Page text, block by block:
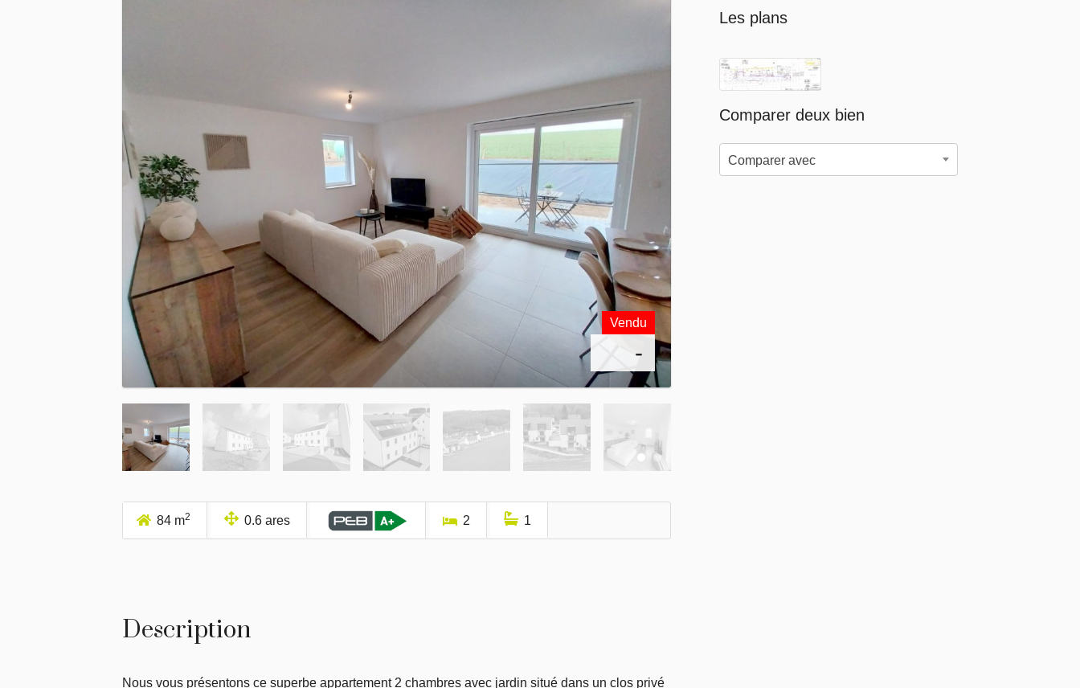
Vendu
-
84 m2 0.6 ares 2 1
Description
Nous vous présentons ce superbe appartement 2 chambres avec jardin situé dans un clos privé
Les plans
Comparer deux bien
Comparer avec